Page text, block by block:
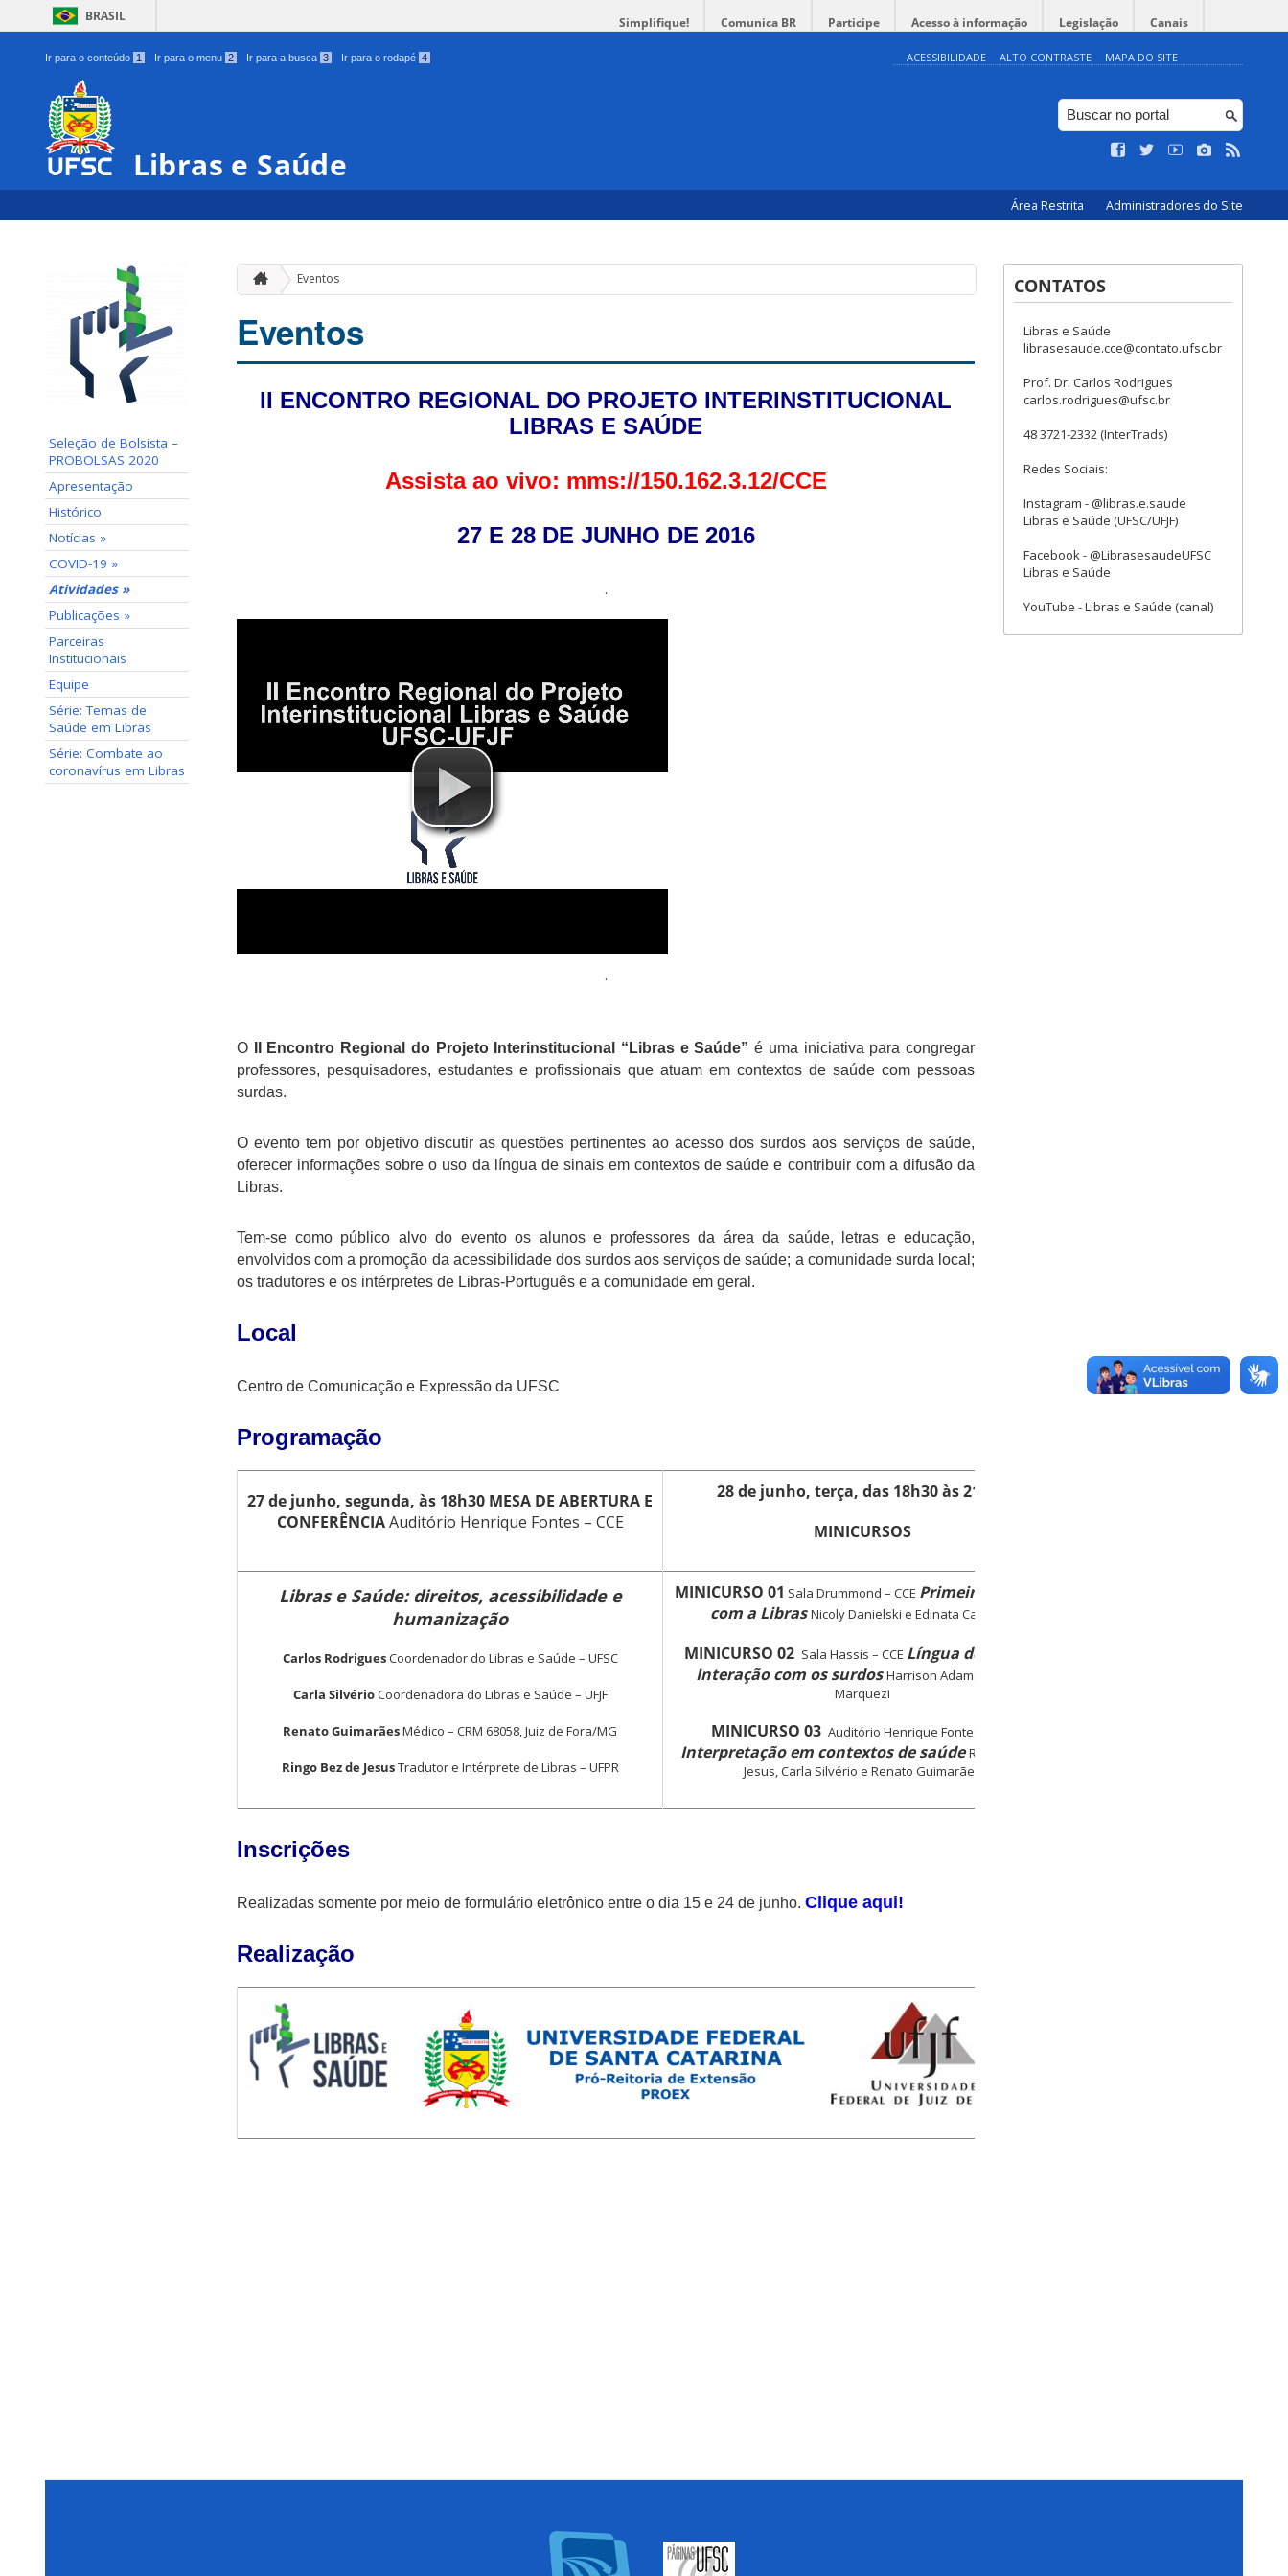
BRASIL Simplifique! Comunica BR Participe Acesso à informação Legislação Canais
Ir para o conteúdo 1 Ir para o menu 2 Ir para a busca 3 Ir para o rodapé 4 ACESSIBILIDADE ALTO CONTRASTE MAPA DO SITE
Libras e Saúde
Área Restrita Administradores do Site
Seleção de Bolsista –
PROBOLSAS 2020
Apresentação
Histórico
Notícias »
COVID-19 »
Atividades »
Publicações »
Parceiras
Institucionais
Equipe
Série: Temas de
Saúde em Libras
Série: Combate ao
coronavírus em Libras
Eventos
Eventos
II ENCONTRO REGIONAL DO PROJETO INTERINSTITUCIONAL
LIBRAS E SAÚDE
Assista ao vivo: mms://150.162.3.12/CCE
27 E 28 DE JUNHO DE 2016
.
.
O II Encontro Regional do Projeto Interinstitucional “Libras e Saúde” é uma iniciativa para congregar
professores, pesquisadores, estudantes e profissionais que atuam em contextos de saúde com pessoas
surdas.
O evento tem por objetivo discutir as questões pertinentes ao acesso dos surdos aos serviços de saúde,
oferecer informações sobre o uso da língua de sinais em contextos de saúde e contribuir com a difusão da
Libras.
Tem-se como público alvo do evento os alunos e professores da área da saúde, letras e educação,
envolvidos com a promoção da acessibilidade dos surdos aos serviços de saúde; a comunidade surda local;
os tradutores e os intérpretes de Libras-Português e a comunidade em geral.
Local
Centro de Comunicação e Expressão da UFSC
Programação
27 de junho, segunda, às 18h30 MESA DE ABERTURA E
CONFERÊNCIAAuditório Henrique Fontes – CCE
28 de junho, terça, das 18h30 às 21h30
MINICURSOS
Libras e Saúde:direitos, acessibilidade e
humanização
Carlos RodriguesCoordenador do Libras e Saúde – UFSC
Carla SilvérioCoordenadora do Libras e Saúde – UFJF
Renato GuimarãesMédico – CRM 68058, Juiz de Fora/MG
Ringo Bez de JesusTradutor e Intérprete de Libras – UFPR
MINICURSO 01 Sala Drummond – CCE Primeiro Contato
com a LibrasNicoly Danielski e Edinata Camargo
MINICURSO 02 Sala Hassis – CCE Língua de Sinais e
Interação com os surdosHarrison Adams e Luana
Marquezi
MINICURSO 03 Auditório Henrique Fontes – CCE
Interpretação em contextos de saúdeRingo Bez de
Jesus, Carla Silvério e Renato Guimarães
Inscrições
Realizadas somente por meio de formulário eletrônico entre o dia 15 e 24 de junho. Clique aqui!
Realização
CONTATOS
Libras e Saúde
librasesaude.cce@contato.ufsc.br
Prof. Dr. Carlos Rodrigues
carlos.rodrigues@ufsc.br
48 3721-2332 (InterTrads)
Redes Sociais:
Instagram - @libras.e.saude
Libras e Saúde (UFSC/UFJF)
Facebook - @LibrasesaudeUFSC
Libras e Saúde
YouTube - Libras e Saúde (canal)